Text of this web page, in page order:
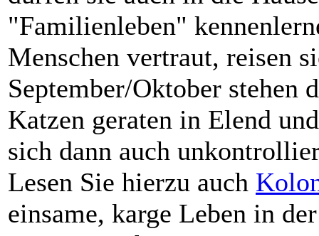
"Familienleben"
Menschen vertraut, reisen
September/Oktober stehen
Katzen geraten in Elend
sich dann auch
Lesen Sie hierzu auch
einsame, karge Leben in